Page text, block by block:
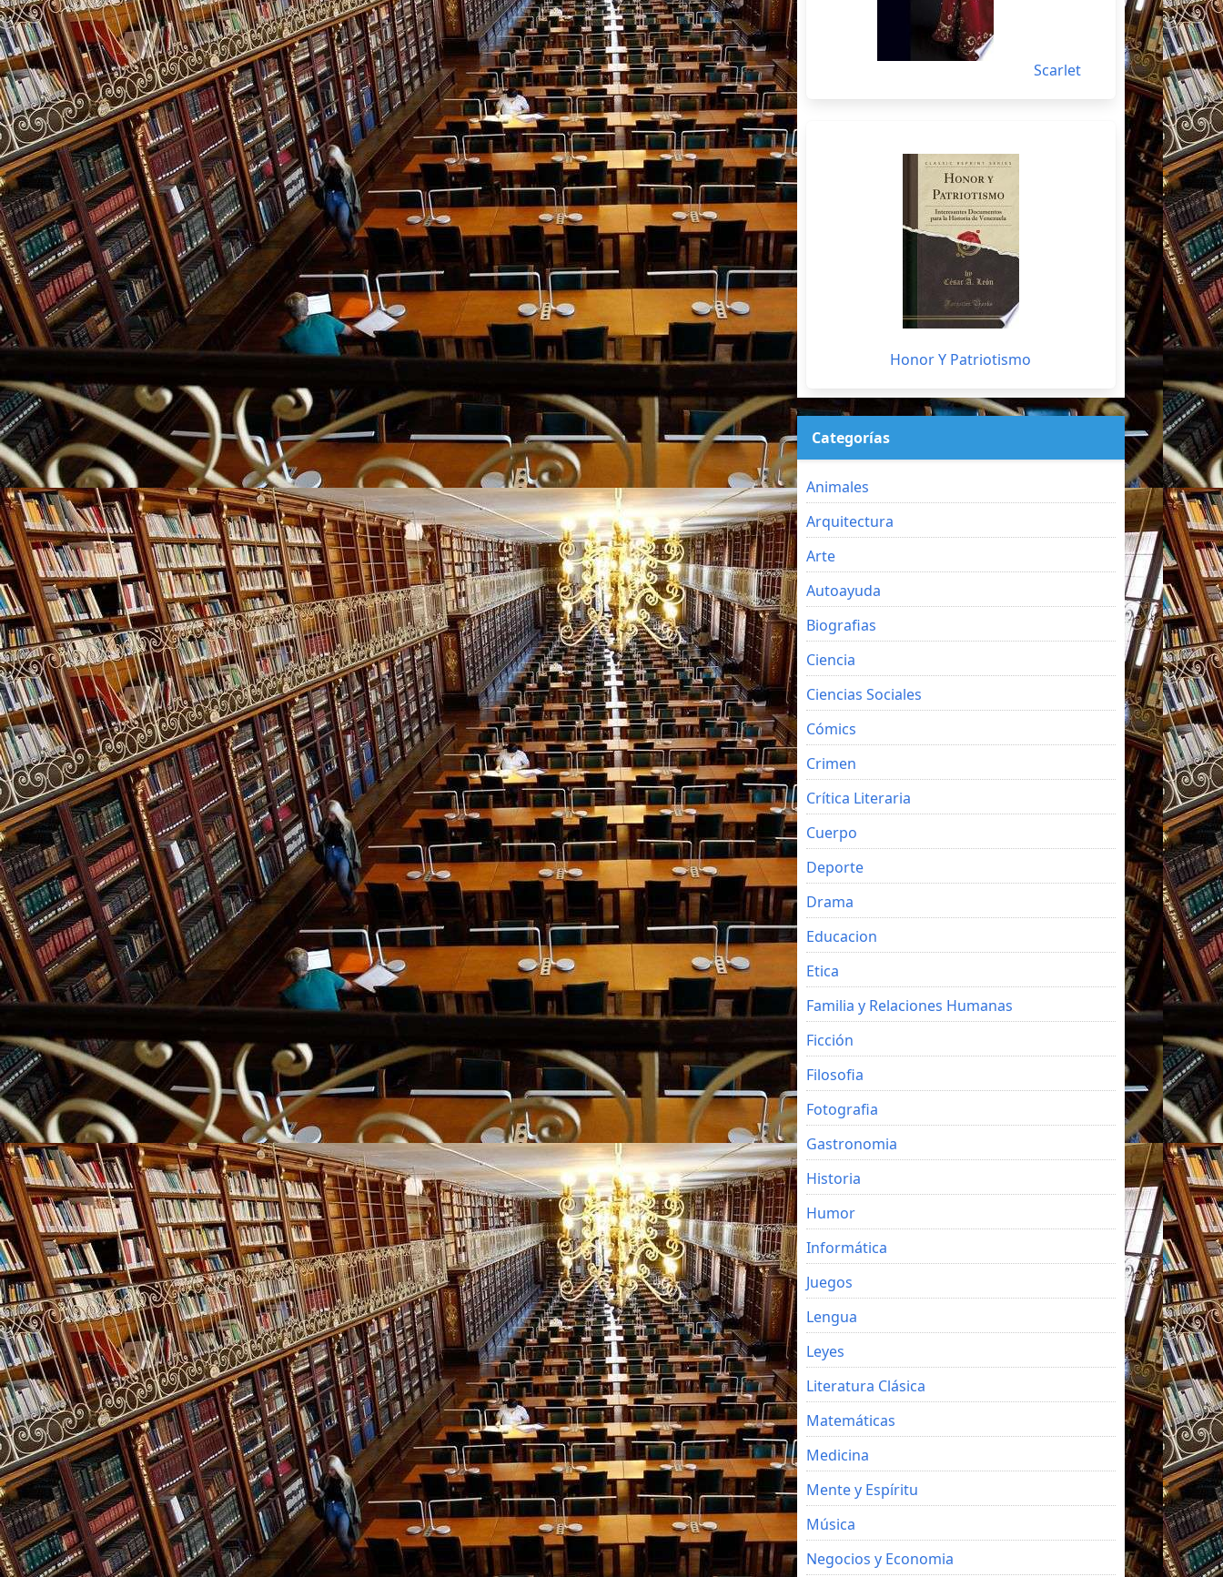
Scarlet
Honor Y Patriotismo
Categorías
Animales
Arquitectura
Arte
Autoayuda
Biografias
Ciencia
Ciencias Sociales
Cómics
Crimen
Crítica Literaria
Cuerpo
Deporte
Drama
Educacion
Etica
Familia y Relaciones Humanas
Ficción
Filosofia
Fotografia
Gastronomia
Historia
Humor
Informática
Juegos
Lengua
Leyes
Literatura Clásica
Matemáticas
Medicina
Mente y Espíritu
Música
Negocios y Economia